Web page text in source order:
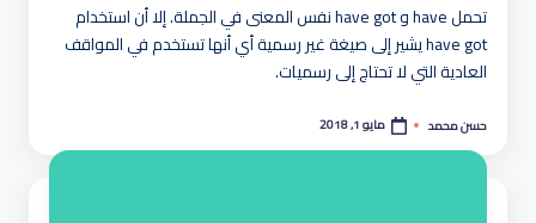
تحمل have و have got نفس المعنى في الجملة. إلا أن استخدام
have got يشير إلى صيغة غير رسمية أي أنها تستخدم في المواقف
العادية التي لا تحتاج إلى رسميات.
تمّ
النشر
بواسطة
حسن محمد مايو 1, 2018